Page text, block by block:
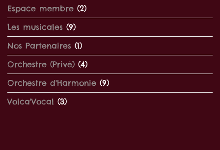
Espace membre (2)
Les musicales (9)
Nos Partenaires (1)
Orchestre (Privé) (4)
Orchestre d'Harmonie (9)
Volca'Vocal (3)